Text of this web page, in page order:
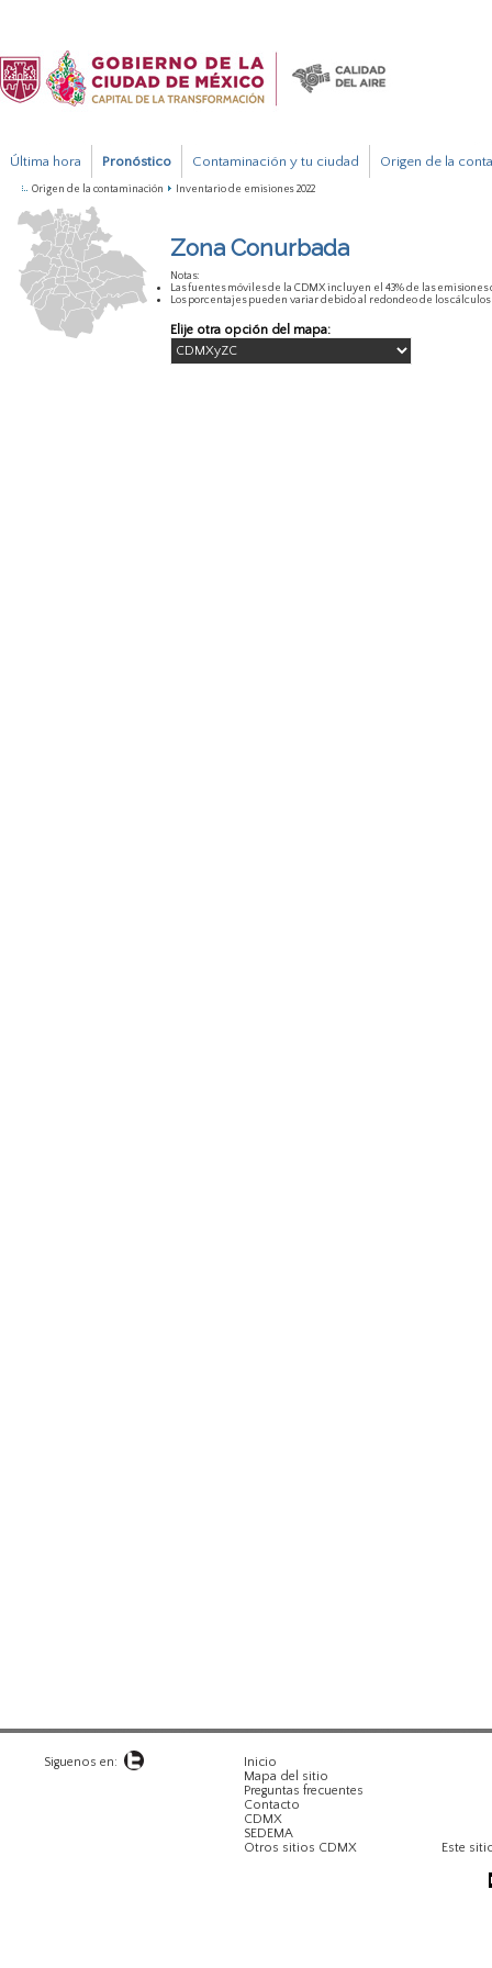
Última hora Pronóstico Contaminación y tu ciudad Origen de la
Origen de la contaminación Inventario de emisiones 2022
Zona Conurbada
Notas:
Las fuentes móviles de la CDMX incluyen el 43% de las
Los porcentajes pueden variar debido al redondeo de los cálculos
Elije otra opción del mapa:
Siguenos en:
Inicio
Mapa del sitio
Preguntas frecuentes
Contacto
CDMX
SEDEMA
Otros sitios CDMX
Este